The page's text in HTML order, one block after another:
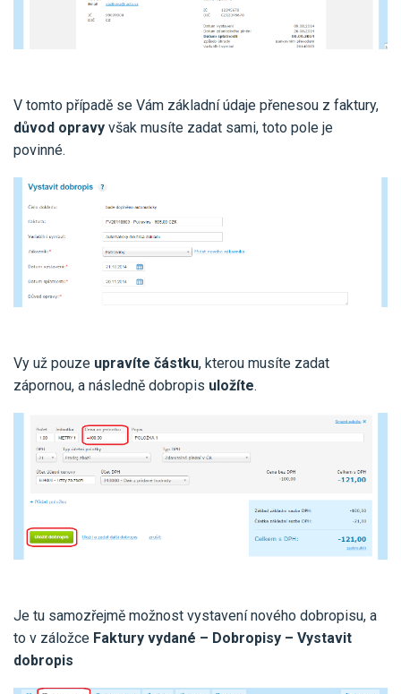
V tomto případě se Vám základní údaje přenesou z faktury,
důvod opravy však musíte zadat sami, toto pole je
povinné.
Vy už pouze upravíte částku, kterou musíte zadat
zápornou, a následně dobropis uložíte.
Je tu samozřejmě možnost vystavení nového dobropisu, a
to v záložce Faktury vydané – Dobropisy – Vystavit
dobropis